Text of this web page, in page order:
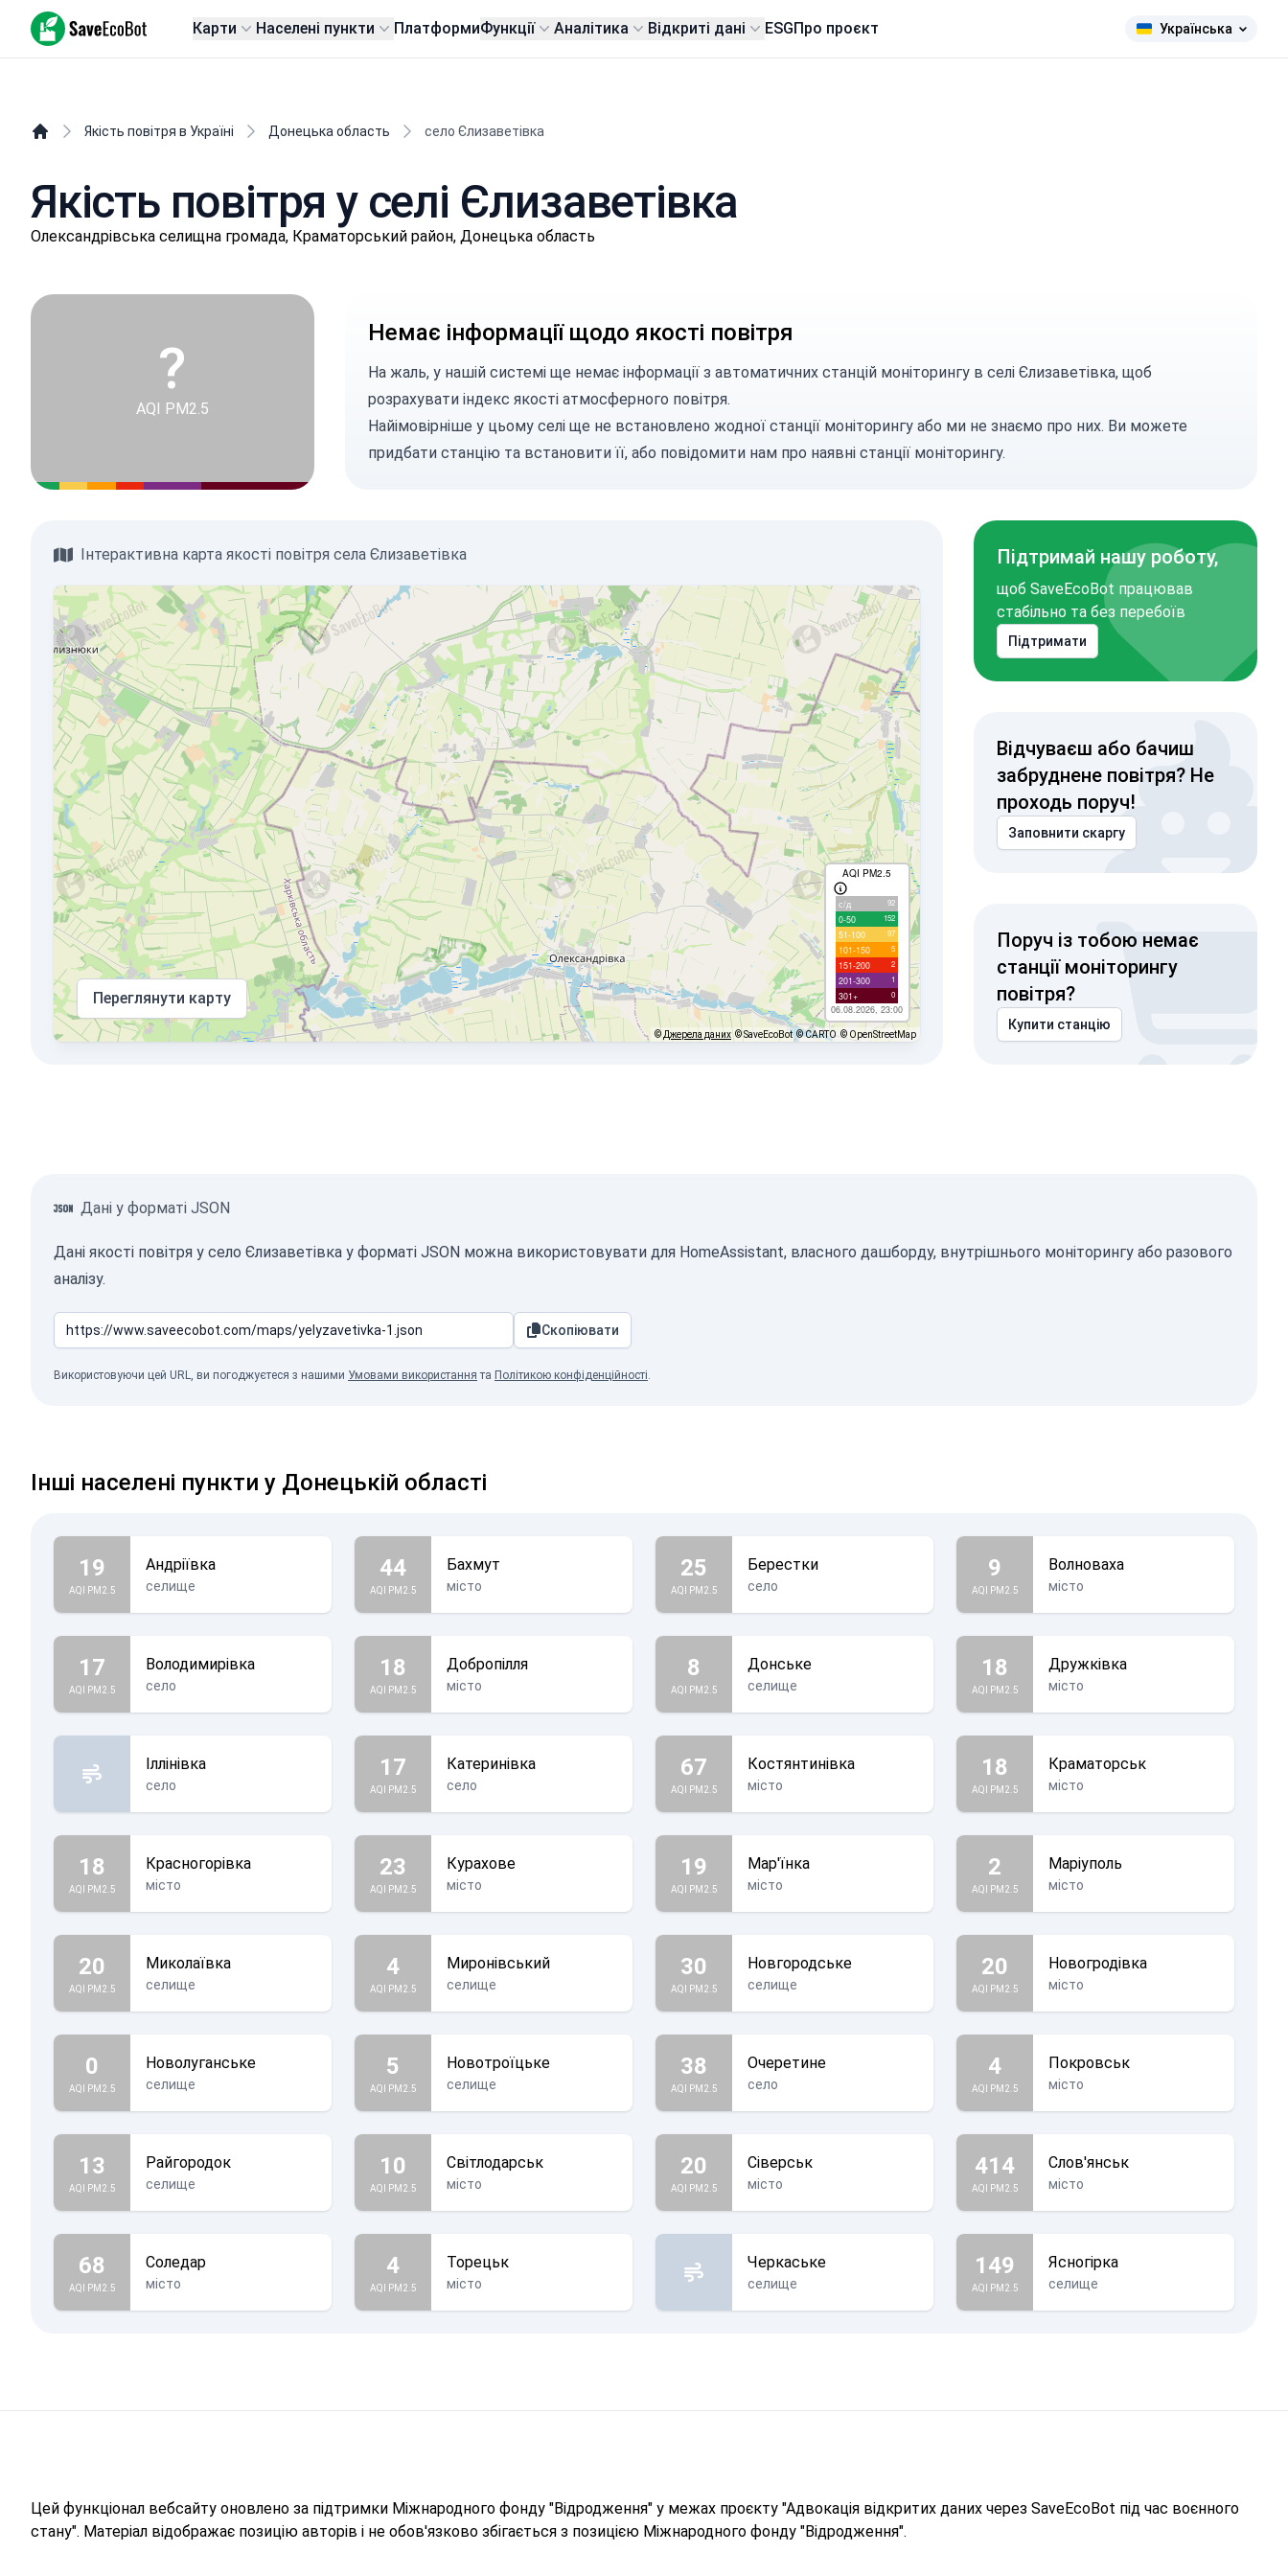
SaveEcoBot Карти Населені пункти ПлатформиФункції Аналітика Відкриті дані ESGПро проєкт Українська
Якість повітря в Україні Донецька область село Єлизаветівка
Якість повітря у селі Єлизаветівка
Олeксaндpівськa селищнa громада, Краматорський район, Донецька область
?
AQI PM2.5
Немає інформації щодо якості повітря
На жаль, у нашій системі ще немає інформації з автоматичних станцій моніторингу в селі Єлизаветівка, щоб
розрахувати індекс якості атмосферного повітря.
Найімовірніше у цьому селі ще не встановлено жодної станції моніторингу або ми не знаємо про них. Ви можете
придбати станцію та встановити її, або повідомити нампро наявні станції моніторингу.
Інтерактивна карта якості повітря села Єлизаветівка
AQI PM2.5
с/д 92
0-50 152
51-100 97
101-150 5
151-200 2
201-300 1
301+ 0
06.08.2026, 23:00
Переглянути карту
© Джерела даних © SaveEcoBot © CARTO © OpenStreetMap
Підтримай нашу роботу,
щоб SaveEcoBot працював
стабільно та без перебоїв
Підтримати
Відчуваєш або бачиш
забруднене повітря? Не
проходь поруч!
Заповнити скаргу
Поруч із тобою немає
станції моніторингу
повітря?
Купити станцію
Дані у форматі JSON
Дані якості повітря у село Єлизаветівка у форматі JSON можна використовувати для HomeAssistant, власного дашборду, внутрішнього моніторингу або разового
аналізу.
Скопіювати
Використовуючи цей URL, ви погоджуєтеся з нашими Умовами використання та Політикою конфіденційності.
Інші населені пункти у Донецькій області
19
AQI PM2.5
Андріївка
селище
44
AQI PM2.5
Бахмут
місто
25
AQI PM2.5
Берестки
село
9
AQI PM2.5
Волноваха
місто
17
AQI PM2.5
Володимирівка
село
18
AQI PM2.5
Добропілля
місто
8
AQI PM2.5
Донське
селище
18
AQI PM2.5
Дружківка
місто
Іллінівка
село
17
AQI PM2.5
Катеринівка
село
67
AQI PM2.5
Костянтинівка
місто
18
AQI PM2.5
Краматорськ
місто
18
AQI PM2.5
Красногорівка
місто
23
AQI PM2.5
Курахове
місто
19
AQI PM2.5
Мар'їнка
місто
2
AQI PM2.5
Маріуполь
місто
20
AQI PM2.5
Миколаївка
селище
4
AQI PM2.5
Миронівський
селище
30
AQI PM2.5
Новгородське
селище
20
AQI PM2.5
Новогродівка
місто
0
AQI PM2.5
Новолуганське
селище
5
AQI PM2.5
Новотроїцьке
селище
38
AQI PM2.5
Очеретине
село
4
AQI PM2.5
Покровськ
місто
13
AQI PM2.5
Райгородок
селище
10
AQI PM2.5
Світлодарськ
місто
20
AQI PM2.5
Сіверськ
місто
414
AQI PM2.5
Слов'янськ
місто
68
AQI PM2.5
Соледар
місто
4
AQI PM2.5
Торецьк
місто
Черкаське
селище
149
AQI PM2.5
Ясногірка
селище
Цей функціонал вебсайту оновлено за підтримки Міжнародного фонду "Відродження" у межах проєкту "Адвокація відкритих даних через SaveEcoBot під час воєнного
стану". Матеріал відображає позицію авторів і не обов'язково збігається з позицією Міжнародного фонду "Відродження".